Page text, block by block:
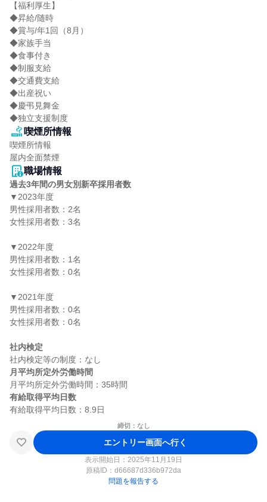
【福利厚生】
◆昇給/随時
◆賞与/年1回（8月）
◆家族手当
◆食事付き
◆制服支給
◆交通費支給
◆出産祝い
◆慶弔見舞金
◆独立支援制度
喫煙所情報
喫煙所情報
屋内全面禁煙
職場情報
過去3年間の男女別新卒採用者数
▼2023年度
男性採用者数：2名
女性採用者数：3名
▼2022年度
男性採用者数：1名
女性採用者数：0名
▼2021年度
男性採用者数：0名
女性採用者数：0名
社内検定
月平均所定外労働時間
有給取得平均日数
締切：なし
エントリー画面へ行く
表示開始日：2025年11月19日
原稿ID： d66687d336b972da
問題を報告する